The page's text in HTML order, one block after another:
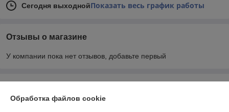
Сегодня выходнойПоказать весь график работы
Отзывы о магазине
У компании пока нет отзывов, добавьте первый
Обработка файлов cookie